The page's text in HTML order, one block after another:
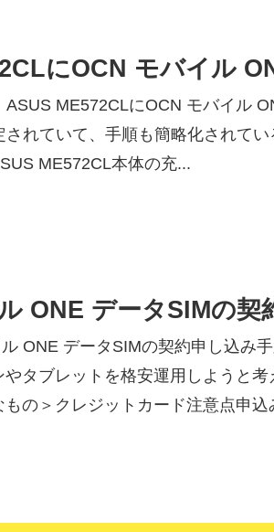
にOCN モバイル
ASUS ME572CLにOCN モバイル
れていて、手順も簡略化されて
ME572CL本体の充...
ONE データSIMの契
ONE データSIMの契約申し込み
タブレットを格安運用しようと
の＞クレジットカード注意点申込